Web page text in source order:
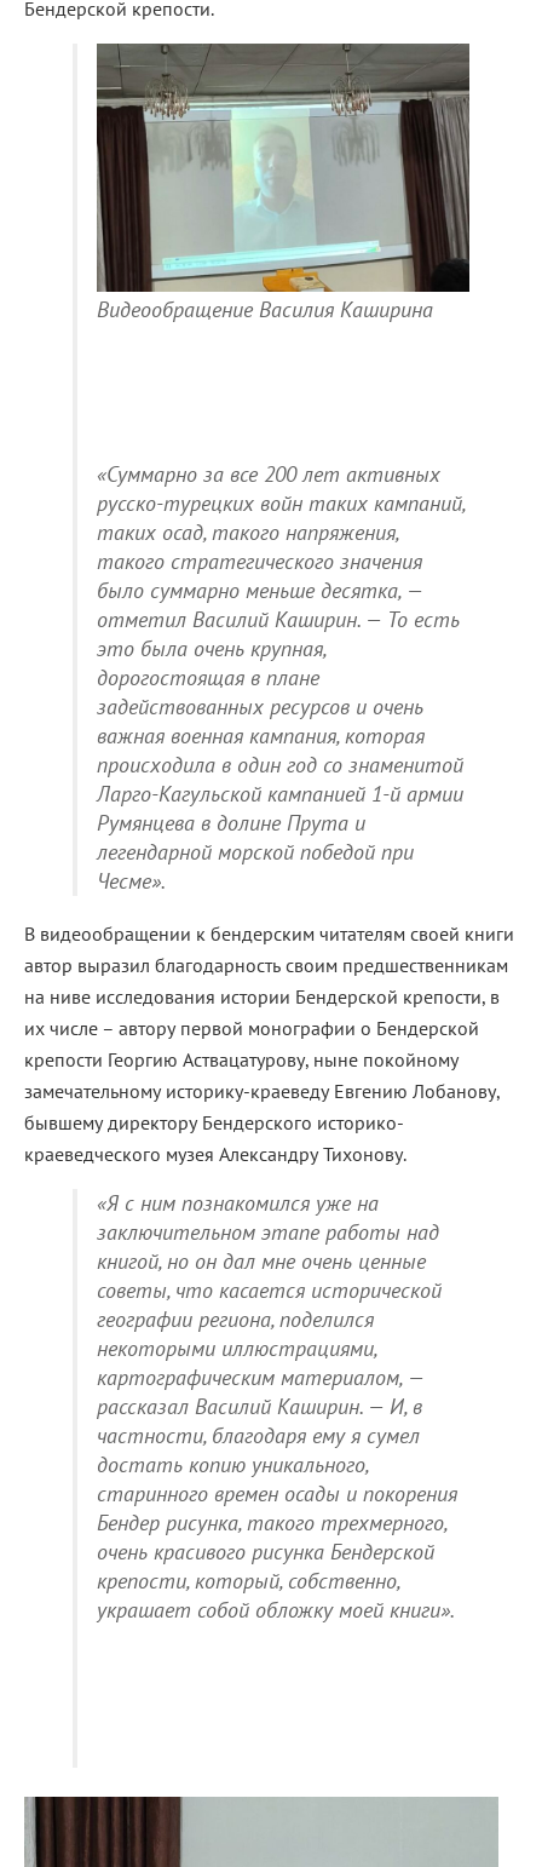
Бендерской крепости.
Видеообращение Василия Каширина
«Суммарно за все 200 лет активных
русско-турецких войн таких кампаний,
таких осад, такого напряжения,
такого стратегического значения
было суммарно меньше десятка, —
отметил Василий Каширин. — То есть
это была очень крупная,
дорогостоящая в плане
задействованных ресурсов и очень
важная военная кампания, которая
происходила в один год со знаменитой
Ларго-Кагульской кампанией 1-й армии
Румянцева в долине Прута и
легендарной морской победой при
Чесме».
В видеообращении к бендерским читателям своей книги
автор выразил благодарность своим предшественникам
на ниве исследования истории Бендерской крепости, в
их числе – автору первой монографии о Бендерской
крепости Георгию Аствацатурову, ныне покойному
замечательному историку-краеведу Евгению Лобанову,
бывшему директору Бендерского историко-
краеведческого музея Александру Тихонову.
«Я с ним познакомился уже на
заключительном этапе работы над
книгой, но он дал мне очень ценные
советы, что касается исторической
географии региона, поделился
некоторыми иллюстрациями,
картографическим материалом, —
рассказал Василий Каширин. — И, в
частности, благодаря ему я сумел
достать копию уникального,
старинного времен осады и покорения
Бендер рисунка, такого трехмерного,
очень красивого рисунка Бендерской
крепости, который, собственно,
украшает собой обложку моей книги».